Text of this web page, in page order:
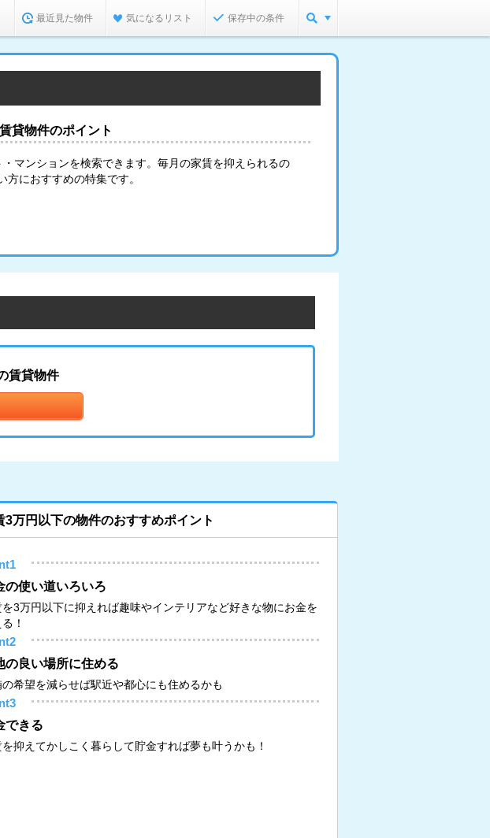
最近見た物件 気になるリスト 保存中の条件
貸物件のポイント
マンションを検索できます。毎月の家賃を抑えられるの
におすすめの特集です。
賃貸物件
3万円以下の物件のおすすめポイント
の使い道いろいろ
を3万円以下に抑えれば趣味やインテリアなど好きな物にお金を
！
の良い場所に住める
の希望を減らせば駅近や都心にも住めるかも
できる
抑えてかしこく暮らして貯金すれば夢も叶うかも！